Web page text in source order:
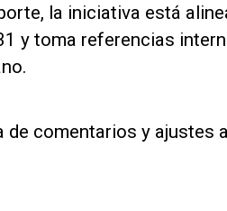
la iniciativa está
y toma referencias
de comentarios y ajustes